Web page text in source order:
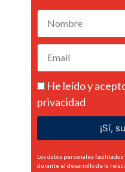
He leído y
privacidad
¡Sí,
Los datos personales
durante el desarrollo de la